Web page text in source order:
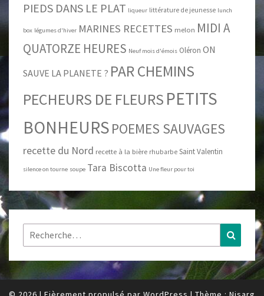
PIEDS DANS LE PLAT liqueur littérature de jeunesse lunch
box légumes d'hiver MARINES RECETTES melon MIDI A
QUATORZE HEURES Neuf mois d'émois Oléron ON
SAUVE LA PLANETE ? PAR CHEMINS
PECHEURS DE FLEURS PETITS
BONHEURS POEMES SAUVAGES
recette du Nord recette à la bière rhubarbe Saint Valentin
silence on tourne soupe Tara Biscotta Une fleur pour toi
Rechercher :